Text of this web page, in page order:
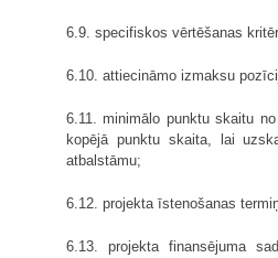
6.9. specifiskos vērtēšanas
6.10. attiecināmo izmaksu
6.11. minimālo punktu skaitu
kopējā punktu skaita, lai
atbalstāmu;
6.12. projekta īstenošanas
6.13. projekta finansējuma